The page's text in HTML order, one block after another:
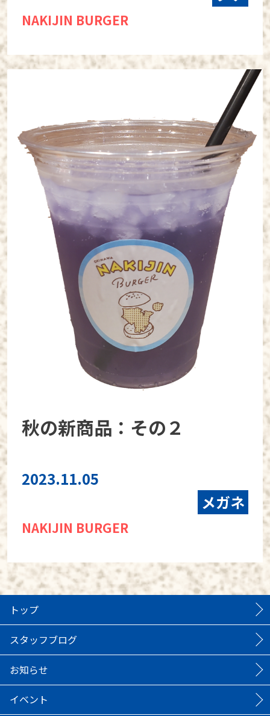
NAKIJIN BURGER
秋の新商品：その２
2023.11.05
メガネ
NAKIJIN BURGER
トップ
スタッフブログ
お知らせ
イベント